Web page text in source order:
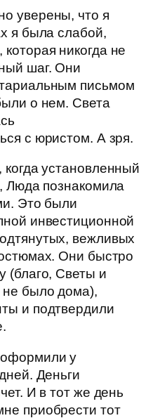
уверены, что я
я была слабой,
никогда не
шаг. Они
письмом
о нем. Света
с юристом. А зря.
установленный
Люда познакомила
Это были
инвестиционной
вежливых
Они быстро
(благо, Светы и
было дома),
и подтвердили
у
Деньги
И в тот же день
приобрести тот